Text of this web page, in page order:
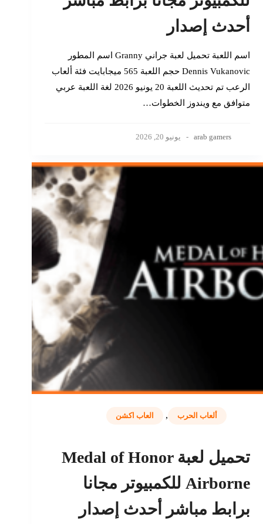
أحدث إصدار
اسم اللعبة تحميل لعبة جراني Granny اسم المطور
Dennis Vukanovic حجم اللعبة 565 ميجابايت فئة ألعاب
الرعب تم تحديث اللعبة 20 يونيو 2026 لغة اللعبة عربي
متوافق مع ويندوز الخطوات…
arab gamers يونيو 20, 2026
ألعاب الحرب , العاب اكشن
تحميل لعبة Medal of Honor
Airborne للكمبيوتر مجانا
برابط مباشر أحدث إصدار